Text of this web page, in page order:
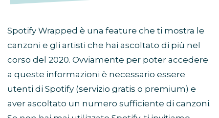
Spotify Wrapped è una feature che ti mostra le
canzoni e gli artisti che hai ascoltato di più nel
corso del 2020. Ovviamente per poter accedere
a queste informazioni è necessario essere
utenti di Spotify (servizio gratis o premium) e
aver ascoltato un numero sufficiente di canzoni.